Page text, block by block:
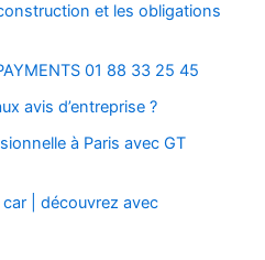
et les obligations
01 88 33 25 45
avis d’entreprise ?
à Paris avec GT
| découvrez avec